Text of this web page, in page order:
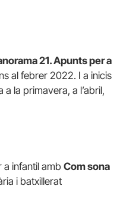
21. Apunts per a
al febrer 2022. I a inicis
a la primavera, a l’abril,
a infantil amb Com sona
i batxillerat